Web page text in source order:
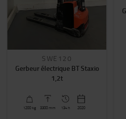
SWE120
Gerbeur électrique BT Staxio
1,2t
1200 kg 3300 mm 134 h 2020